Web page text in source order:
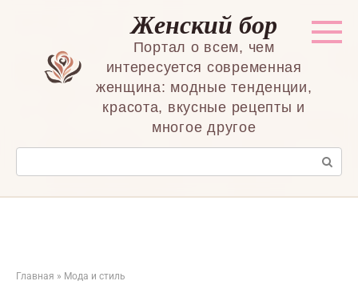
Женский бор
Портал о всем, чем
интересуется современная
женщина: модные тенденции,
красота, вкусные рецепты и
многое другое
Поиск:
Главная » Мода и стиль